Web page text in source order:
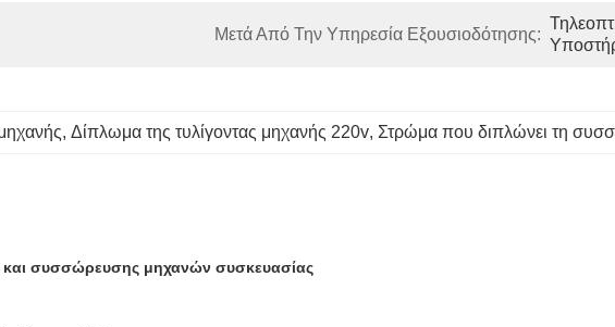
Μετά Από Την Υπηρεσία Εξουσιοδότησης:
, Δίπλωμα της τυλίγοντας μηχανής 220v, Στρώμα που διπλώνει τη
και συσσώρευσης μηχανών συσκευασίας